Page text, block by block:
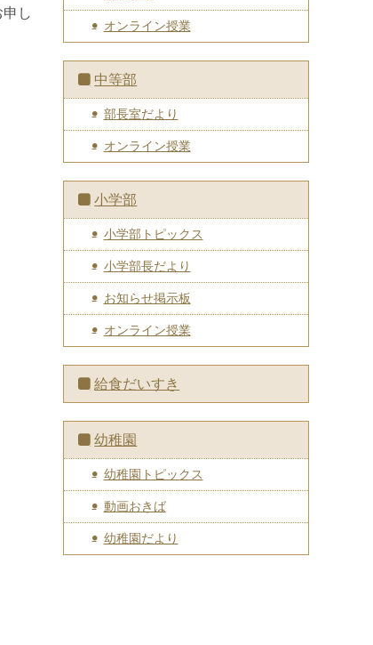
し
オンライン授業
中等部
部長室だより
オンライン授業
小学部
小学部トピックス
小学部長だより
お知らせ掲示板
オンライン授業
給食だいすき
幼稚園
幼稚園トピックス
動画おきば
幼稚園だより